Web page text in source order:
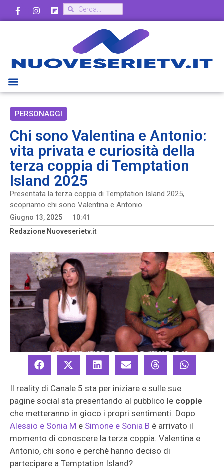
PERSONAGGI
Chi sono Valentina e Antonio:
vita privata e curiosità della
terza coppia di Temptation
Island 2025
Presentata la terza coppia di Temptation Island 2025,
scopriamo chi sono Valentina e Antonio.
Giugno 13, 2025
10:41
Redazione Nuoveserietv.it
Il reality di Canale 5 sta per iniziare e sulle sue
pagine social sta presentando al pubblico le coppie
che metteranno in gioco i propri sentimenti. Dopo
Alessio e Sonia M e Simone e Sonia B è arrivato il
momento di conoscere la terza coppia. Valentina e
Antonio, chi sono e perchè hanno deciso di
partecipare a Temptation Island?